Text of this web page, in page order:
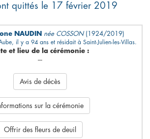
quittés le 17 février 2019
NAUDIN née COSSON (1924/2019)
il y a 94 ans et résidait à Saint-Julien-les-Villas.
et lieu de la cérémonie :
---
Avis de décès
sur la cérémonie
Offrir des fleurs de deuil